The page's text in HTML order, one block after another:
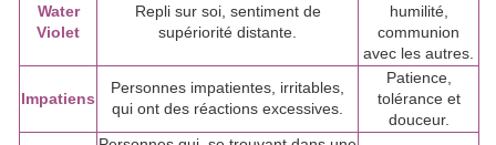
Water
Violet
Repli sur soi, sentiment de
supériorité distante.
humilité,
communion
avec les autres.
Impatiens
Personnes impatientes, irritables,
qui ont des réactions excessives.
Patience,
tolérance et
douceur.